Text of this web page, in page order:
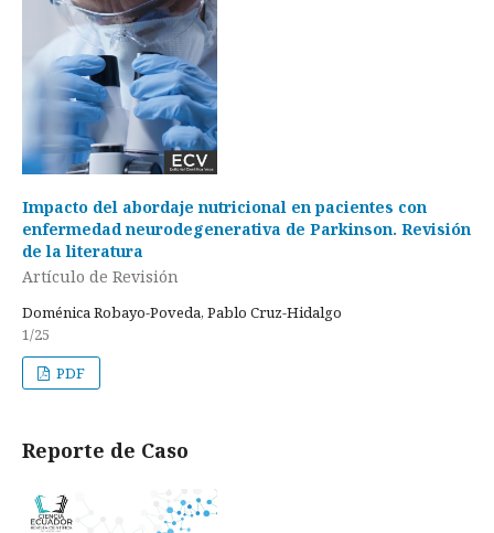
Impacto del abordaje nutricional en pacientes con
enfermedad neurodegenerativa de Parkinson. Revisión
de la literatura
Artículo de Revisión
Doménica Robayo-Poveda, Pablo Cruz-Hidalgo
1/25
PDF
Reporte de Caso